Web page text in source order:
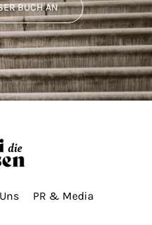
BUCH AN
PR & Media